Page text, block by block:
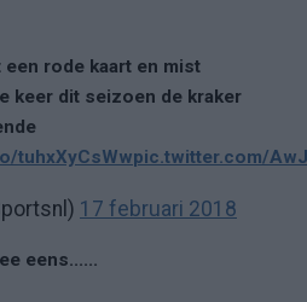
rode kaart en mist
keer dit seizoen de kraker
tuhxXyCsWwpic.twitter.com/
17 februari 2018
eens......